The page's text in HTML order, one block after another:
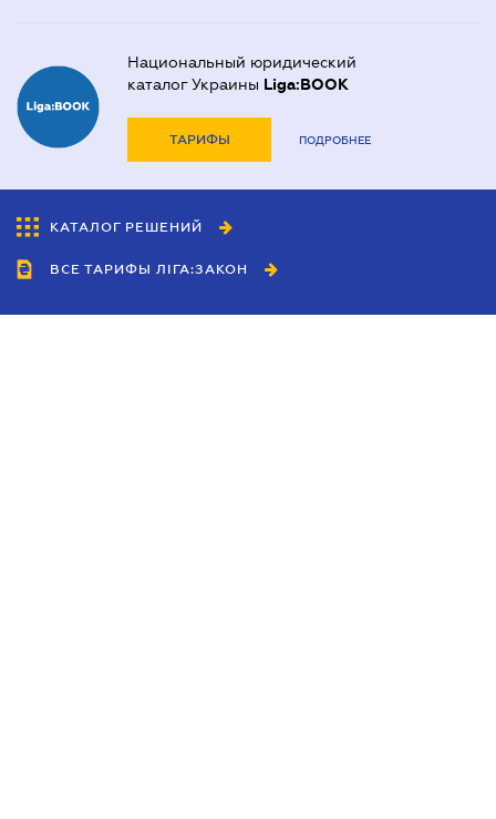
Национальный юридический
каталог Украины Liga:BOOK
ТАРИФЫ ПОДРОБНЕЕ
КАТАЛОГ РЕШЕНИЙ
ВСЕ ТАРИФЫ ЛІГА:ЗАКОН